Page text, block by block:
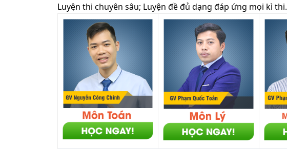
Luyện thi chuyên sâu; Luyện đề đủ dạng đáp ứng mọi kì thi.